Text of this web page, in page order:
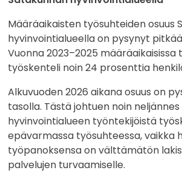
Määräaikaisten työsuhteiden osuus
hyvinvointialueella on pysynyt
Vuonna 2023–2025 määräaikaisissa
työskenteli noin 24 prosenttia
Alkuvuoden 2026 aikana osuus on
tasolla. Tästä johtuen noin neljännes
hyvinvointialueen työntekijöistä
epävarmassa työsuhteessa, vaikka
työpanoksensa on välttämätön
palvelujen turvaamiselle.